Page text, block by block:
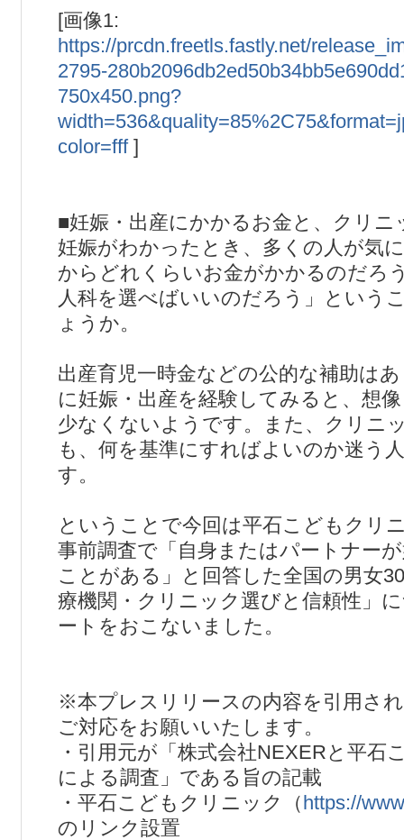
[画像1:
https://prcdn.freetls.fastly.net/
2795-
750x450.png?
color=fff]
■妊娠・出産にかかるお金と、クリ
妊娠がわかったとき、多くの人が気
からどれくらいお金がかかるのだろ
人科を選べばいいのだろう」という
ょうか。
出産育児一時金などの公的な補助は
に妊娠・出産を経験してみると、想
少なくないようです。また、クリニ
も、何を基準にすればよいのか迷う
す。
ということで今回は平石こどもクリ
事前調査で「自身またはパートナー
ことがある」と回答した全国の男女
療機関・クリニック選びと信頼性」
ートをおこないました。
※本プレスリリースの内容を引用さ
ご対応をお願いいたします。
・引用元が「株式会社NEXERと平石
による調査」である旨の記載
・平石こどもクリニック（https://
のリンク設置